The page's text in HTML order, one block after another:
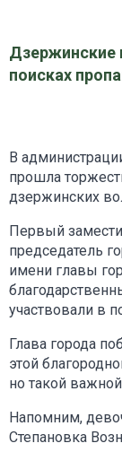
Дзержинские
поисках
В
прошла
дзержинских
Первый
председатель
имени главы
участвовали в
Глава города
этой
но такой важной
Напомним,
Степановка